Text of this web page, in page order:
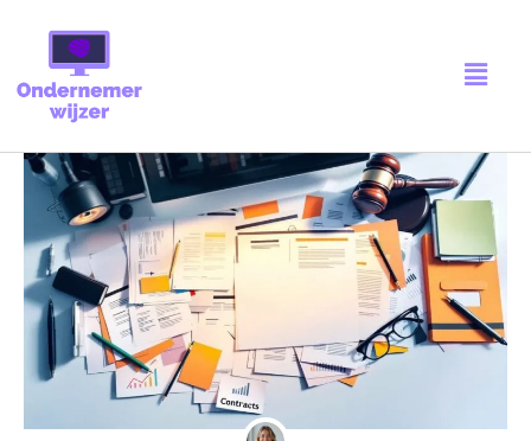
inhoud
Main
Menu